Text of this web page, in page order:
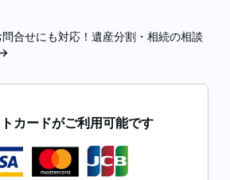
問合せにも対応！遺産分割・相続の相談
カードがご利用可能です